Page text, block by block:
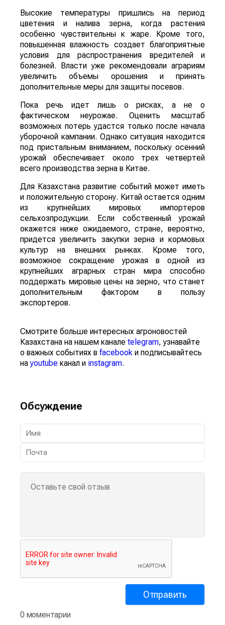
Высокие температуры пришлись на период
цветения и налива зерна, когда растения
особенно чувствительны к жаре. Кроме того,
повышенная влажность создает благоприятные
условия для распространения вредителей и
болезней. Власти уже рекомендовали аграриям
увеличить объемы орошения и принять
дополнительные меры для защиты посевов.
Пока речь идет лишь о рисках, а не о
фактическом неурожае. Оценить масштаб
возможных потерь удастся только после начала
уборочной кампании. Однако ситуация находится
под пристальным вниманием, поскольку осенний
урожай обеспечивает около трех четвертей
всего производства зерна в Китае.
Для Казахстана развитие событий может иметь
и положительную сторону. Китай остается одним
из крупнейших мировых импортеров
сельхозпродукции. Если собственный урожай
окажется ниже ожидаемого, стране, вероятно,
придется увеличить закупки зерна и кормовых
культур на внешних рынках. Кроме того,
возможное сокращение урожая в одной из
крупнейших аграрных стран мира способно
поддержать мировые цены на зерно, что станет
дополнительным фактором в пользу
экспортеров.
Смотрите больше интересных агроновостей
Казахстана на нашем канале telegram, узнавайте
о важных событиях в facebook и подписывайтесь
наyoutube канал и instagram.
Обсуждение
0 моментарии